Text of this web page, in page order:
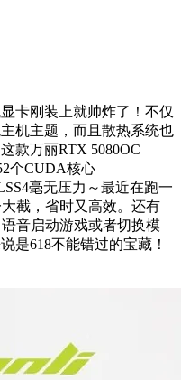
卡刚装上就帅炸了！不仅
机主题，而且散热系统也
款万丽RTX 5080OC
个CUDA核心
毫无压力～最近在跑一
截，省时又高效。还有
音启动游戏或者切换模
是618不能错过的宝藏！